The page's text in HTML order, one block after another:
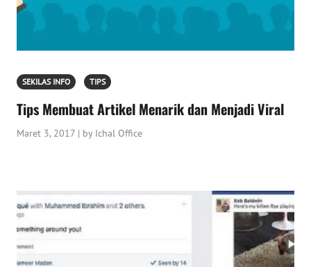
SEKILAS INFO TIPS
Tips Membuat Artikel Menarik dan Menjadi Viral
Maret 3, 2017 | by Ichal Office